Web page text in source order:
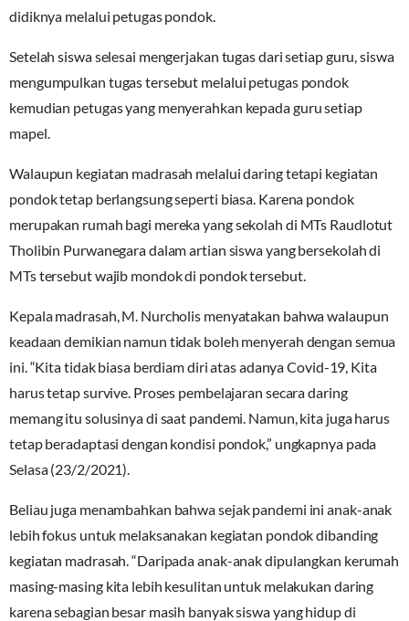
didiknya melalui petugas pondok.
Setelah siswa selesai mengerjakan tugas dari setiap guru, siswa
mengumpulkan tugas tersebut melalui petugas pondok
kemudian petugas yang menyerahkan kepada guru setiap
mapel.
Walaupun kegiatan madrasah melalui daring tetapi kegiatan
pondok tetap berlangsung seperti biasa. Karena pondok
merupakan rumah bagi mereka yang sekolah di MTs Raudlotut
Tholibin Purwanegara dalam artian siswa yang bersekolah di
MTs tersebut wajib mondok di pondok tersebut.
Kepala madrasah, M. Nurcholis menyatakan bahwa walaupun
keadaan demikian namun tidak boleh menyerah dengan semua
ini. “Kita tidak biasa berdiam diri atas adanya Covid-19, Kita
harus tetap survive. Proses pembelajaran secara daring
memang itu solusinya di saat pandemi. Namun, kita juga harus
tetap beradaptasi dengan kondisi pondok,” ungkapnya pada
Selasa (23/2/2021).
Beliau juga menambahkan bahwa sejak pandemi ini anak-anak
lebih fokus untuk melaksanakan kegiatan pondok dibanding
kegiatan madrasah. “Daripada anak-anak dipulangkan kerumah
masing-masing kita lebih kesulitan untuk melakukan daring
karena sebagian besar masih banyak siswa yang hidup di